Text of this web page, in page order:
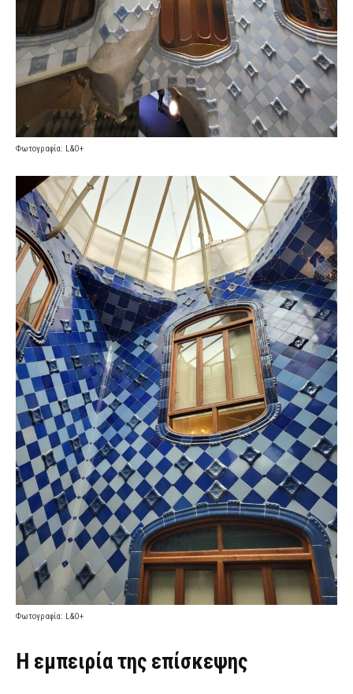
Φωτογραφία: L&O+
Φωτογραφία: L&O+
Η εμπειρία της επίσκεψης